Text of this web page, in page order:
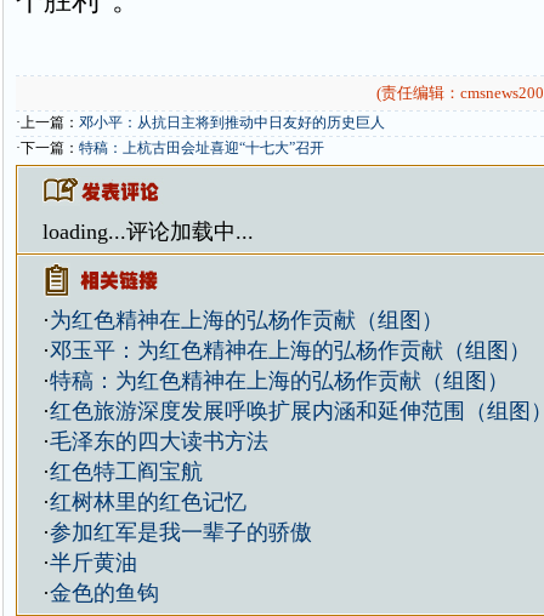
(责任编辑：
·上一篇： 邓小平：从抗日主将到推动中日友好的历史巨人
·下一篇： 特稿：上杭古田会址喜迎“十七大”召开
loading...评论加载中...
·为红色精神在上海的弘杨作贡献（组图）
·邓玉平：为红色精神在上海的弘杨作贡献（组图）
·特稿：为红色精神在上海的弘杨作贡献（组图）
·红色旅游深度发展呼唤扩展内涵和延伸范围（组图
·毛泽东的四大读书方法
·红色特工阎宝航
·红树林里的红色记忆
·参加红军是我一辈子的骄傲
·半斤黄油
·金色的鱼钩